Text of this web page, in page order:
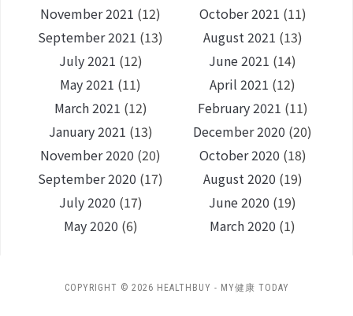
November 2021 (12) October 2021 (11)
September 2021 (13) August 2021 (13)
July 2021 (12) June 2021 (14)
May 2021 (11) April 2021 (12)
March 2021 (12) February 2021 (11)
January 2021 (13) December 2020 (20)
November 2020 (20) October 2020 (18)
September 2020 (17) August 2020 (19)
July 2020 (17) June 2020 (19)
May 2020 (6) March 2020 (1)
COPYRIGHT © 2026 HEALTHBUY - MY健康 TODAY